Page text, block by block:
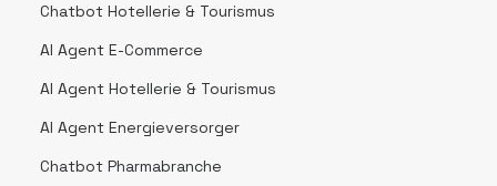
Chatbot Hotellerie & Tourismus
AI Agent E-Commerce
AI Agent Hotellerie & Tourismus
AI Agent Energieversorger
Chatbot Pharmabranche